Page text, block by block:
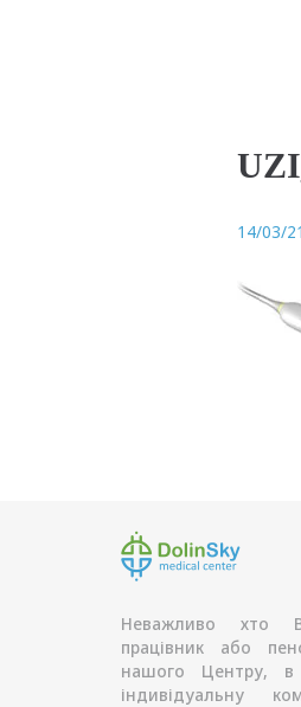
14/03/21
Неважливо хто
працівник або
нашого Центру,
індивідуальну